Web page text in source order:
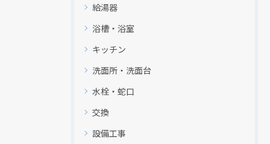
給湯器
浴槽・浴室
キッチン
洗面所・洗面台
水栓・蛇口
交換
設備工事